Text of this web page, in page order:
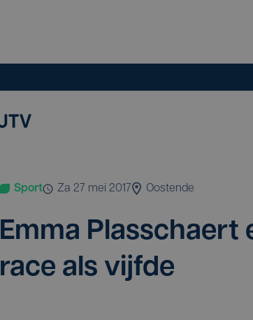
Sport za 27 mei 2017 Oostende
Emma
ra­ce als vijfde